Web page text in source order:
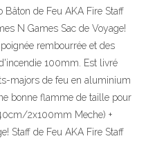
de Feu AKA Fire Staff
N Games Sac de Voyage!
rembourrée et des
100mm. Est livré
majors de feu en aluminium
bonne flamme de taille pour
2x100mm Meche) +
Staff de Feu AKA Fire Staff